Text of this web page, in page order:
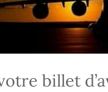
billet